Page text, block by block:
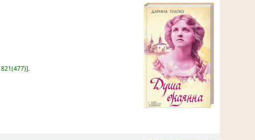
821(477) .